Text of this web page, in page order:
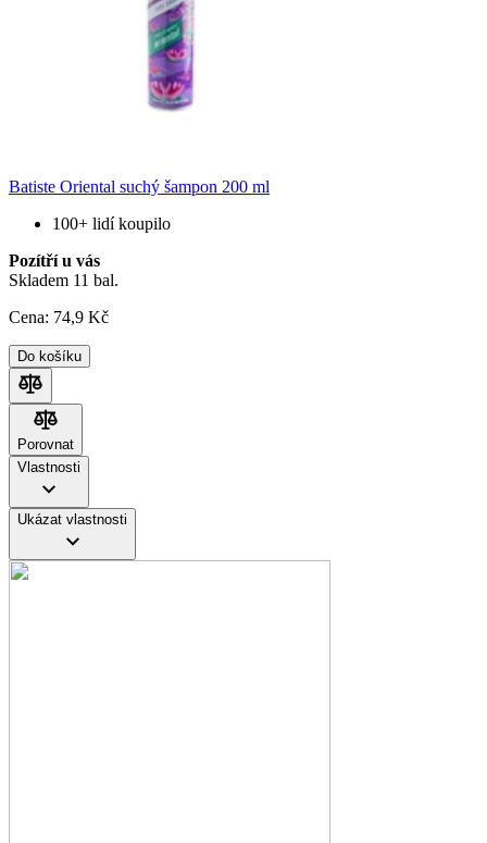
Batiste Oriental suchý šampon 200 ml
100+ lidí koupilo
Pozítří u vás
Skladem 11 bal.
Cena: 74,9 Kč
Do košíku
Porovnat
Porovnat
Vlastnosti
Ukázat vlastnosti